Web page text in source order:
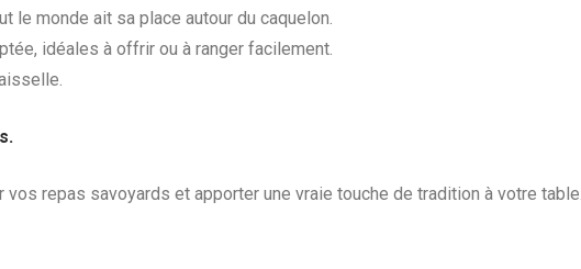
le monde ait sa place autour du caquelon.
idéales à offrir ou à ranger facilement.
repas savoyards et apporter une vraie touche de tradition à votre